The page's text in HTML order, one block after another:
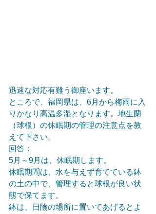
迅速な対応有難う御座います。
ところで、福岡県は、6月から梅雨に入
りかなり高温多湿となります。地生蘭
（球根）の休眠期の管理の注意点を教
えて下さい。
回答：
5月～9月は、休眠期します。
休眠期間は、水を与えず育てている鉢
の土の中で、管理すると球根が良い状
態で保てます。
鉢は、日陰の場所に置いてあげるとよ